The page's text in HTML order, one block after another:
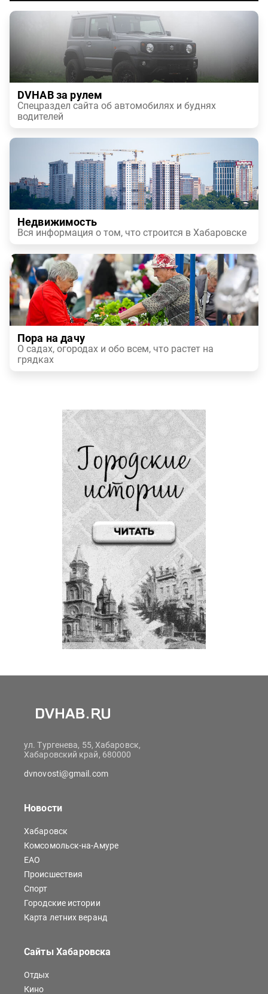
DVHAB за рулем
Спецраздел сайта об автомобилях и буднях
водителей
Недвижимость
Вся информация о том, что строится в Хабаровске
Пора на дачу
О садах, огородах и обо всем, что растет на
грядках
ул. Тургенева, 55, Хабаровск,
Хабаровский край, 680000
dvnovosti@gmail.com
Новости
Хабаровск
Комсомольск-на-Амуре
ЕАО
Происшествия
Спорт
Городские истории
Карта летних веранд
Сайты Хабаровска
Отдых
Кино